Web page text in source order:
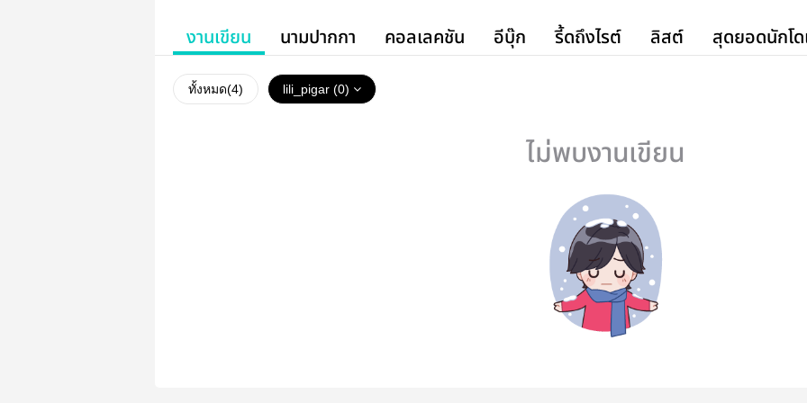
งานเขียน นามปากกา คอลเลคชัน อีบุ๊ก รี้ดถึงไรต์ ลิสต์ สุดยอดนักโ
ทั้งหมด(4) lili_pigar (0)
ไม่พบงานเขียน